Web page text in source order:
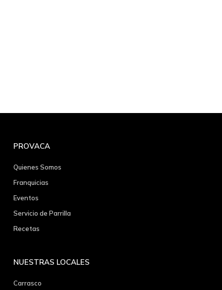
PROVACA
Quienes Somos
Franquicias
Eventos
Servicio de Parrilla
Recetas
NUESTRAS LOCALES
Carrasco